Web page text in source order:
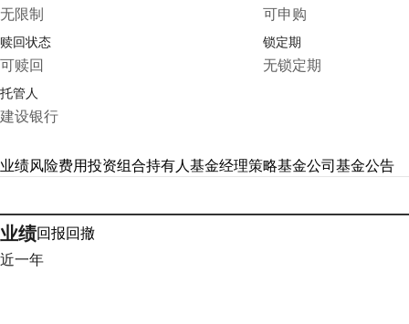
无限制 可申购
赎回状态
可赎回
锁定期
无锁定期
托管人
建设银行
业绩风险费用投资组合持有人基金经理策略基金公司基金公告
业绩回报回撤
近一年